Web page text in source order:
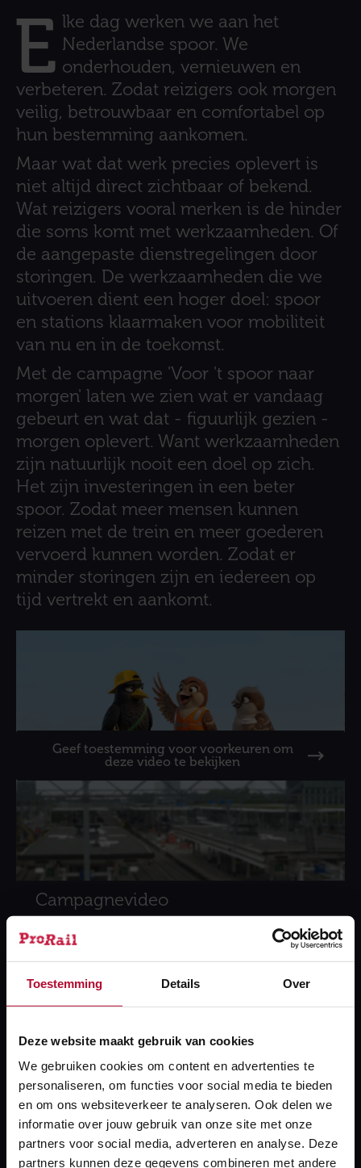
Toestemming Details Over
Deze website maakt gebruik van cookies
We gebruiken cookies om content en advertenties te
personaliseren, om functies voor social media te bieden
en om ons websiteverkeer te analyseren. Ook delen we
informatie over jouw gebruik van onze site met onze
partners voor social media, adverteren en analyse. Deze
partners kunnen deze gegevens combineren met andere
E lke dag werken we aan het
Nederlandse spoor. We
onderhouden, vernieuwen en
verbeteren. Zodat reizigers ook morgen
veilig, betrouwbaar en comfortabel op
hun bestemming aankomen.
Maar wat dat werk precies oplevert is
niet altijd direct zichtbaar of bekend.
Wat reizigers vooral merken is de hinder
die soms komt met werkzaamheden. Of
de aangepaste dienstregelingen door
storingen. De werkzaamheden die we
uitvoeren dient een hoger doel: spoor
en stations klaarmaken voor mobiliteit
van nu en in de toekomst.
Met de campagne 'Voor 't spoor naar
morgen' laten we zien wat er vandaag
gebeurt en wat dat - figuurlijk gezien -
morgen oplevert. Want werkzaamheden
zijn natuurlijk nooit een doel op zich.
Het zijn investeringen in een beter
spoor. Zodat meer mensen kunnen
reizen met de trein en meer goederen
vervoerd kunnen worden. Zodat er
minder storingen zijn en iedereen op
tijd vertrekt en aankomt.
Campagnevideo
Geef toestemming voor voorkeuren om
deze video te bekijken
Blijvende vooruitgang
We snappen heel goed dat
werkzaamheden van invloed kunnen
zijn op reizigers en de omgeving. Dat
nemen we serieus. Maar het werk is
noodzakelijk en levert uiteindelijk
voordelen op, vóór reiziger en
omgeving. Wat we in deze campagne
doen: we maken de verbinding tussen